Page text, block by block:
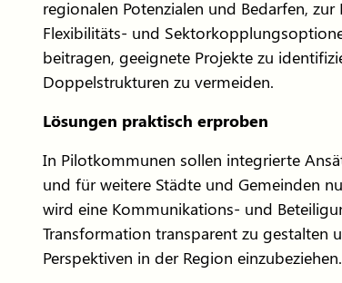
regionalen Potenzialen und Bedarfen,
Flexibilitäts- und
beitragen, geeignete Projekte zu
Doppelstrukturen zu vermeiden.
Lösungen praktisch erproben
In Pilotkommunen sollen integrierte
und für weitere Städte und Gemeinden
wird eine Kommunikations- und
Transformation transparent zu gestalten
Perspektiven in der Region einzubeziehen.